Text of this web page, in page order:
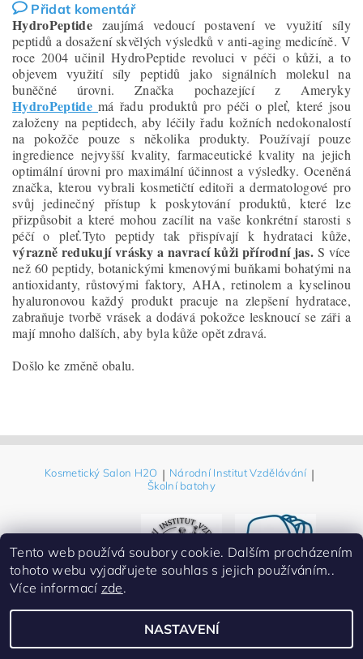
Přidat komentář
HydroPeptide zaujímá vedoucí postavení ve využití síly
peptidů a dosažení skvělých výsledků v anti-aging medicíně. V
roce 2004 učinil HydroPeptide revoluci v péči o kůži, a to
objevem využití síly peptidů jako signálních molekul na
buněčné úrovni. Značka pochazející z Ameryky
HydroPeptide má řadu produktů pro péči o pleť, které jsou
založeny na peptidech, aby léčily řadu kožních nedokonalostí
na pokožče pouze s několika produkty. Používají pouze
ingredience nejvyšší kvality, farmaceutické kvality na jejich
optimální úrovni pro maximální účinnost a výsledky. Oceněná
značka, kterou vybrali kosmetičtí editoři a dermatologové pro
svůj jedinečný přístup k poskytování produktů, které lze
přizpůsobit a které mohou zacílit na vaše konkrétní starosti s
péčí o pleť.Tyto peptidy tak přispívají k hydrataci kůže,
výrazně redukují vrásky a navrací kůži přírodní jas. S více
než 60 peptidy, botanickými kmenovými buňkami bohatými na
antioxidanty, růstovými faktory, AHA, retinolem a kyselinou
hyaluronovou každý produkt pracuje na zlepšení hydratace,
zabraňuje tvorbě vrásek a dodává pokožce lesknoucí se záři a
mají mnoho dalších, aby byla kůže opět zdravá.
Došlo ke změně obalu.
Kosmetický Salon H2O | Národní Institut Vzdělávání |
Školní batohy
2026 ©Eshop-Salon H2O prodej kosmetiky, všechna práva vyhrazena
Tento web používá soubory cookie. Dalším procházením
tohoto webu vyjadřujete souhlas s jejich používáním..
Více informací zde.
NASTAVENÍ